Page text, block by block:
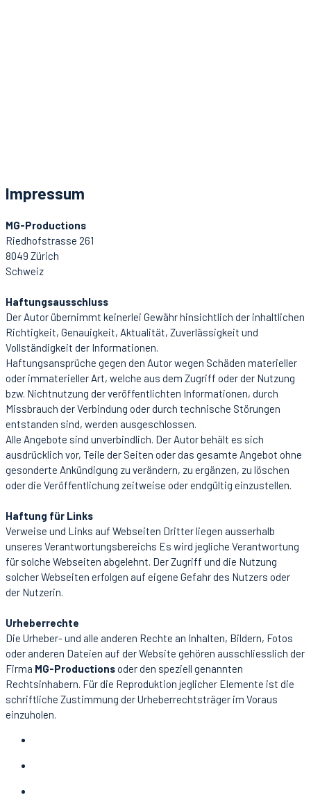
Impressum
MG-Productions
Riedhofstrasse 261
8049 Zürich
Schweiz
Haftungsausschluss
Der Autor übernimmt keinerlei Gewähr hinsichtlich der inhaltlichen
Richtigkeit, Genauigkeit, Aktualität, Zuverlässigkeit und
Vollständigkeit der Informationen.
Haftungsansprüche gegen den Autor wegen Schäden materieller
oder immaterieller Art, welche aus dem Zugriff oder der Nutzung
bzw. Nichtnutzung der veröffentlichten Informationen, durch
Missbrauch der Verbindung oder durch technische Störungen
entstanden sind, werden ausgeschlossen.
Alle Angebote sind unverbindlich. Der Autor behält es sich
ausdrücklich vor, Teile der Seiten oder das gesamte Angebot ohne
gesonderte Ankündigung zu verändern, zu ergänzen, zu löschen
oder die Veröffentlichung zeitweise oder endgültig einzustellen.
Haftung für Links
Verweise und Links auf Webseiten Dritter liegen ausserhalb
unseres Verantwortungsbereichs Es wird jegliche Verantwortung
für solche Webseiten abgelehnt. Der Zugriff und die Nutzung
solcher Webseiten erfolgen auf eigene Gefahr des Nutzers oder
der Nutzerin.
Urheberrechte
Die Urheber- und alle anderen Rechte an Inhalten, Bildern, Fotos
oder anderen Dateien auf der Website gehören ausschliesslich der
Firma MG-Productionsoder den speziell genannten
Rechtsinhabern. Für die Reproduktion jeglicher Elemente ist die
schriftliche Zustimmung der Urheberrechtsträger im Voraus
einzuholen.